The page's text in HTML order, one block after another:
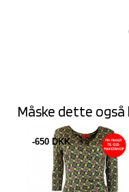
Måske dette
-650 DKK